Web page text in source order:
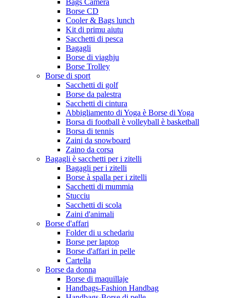
Bags Camera
Borse CD
Cooler & Bags lunch
Kit di primu aiutu
Sacchetti di pesca
Bagagli
Borse di viaghju
Borse Trolley
Borse di sport
Sacchetti di golf
Borse da palestra
Sacchetti di cintura
Abbigliamento di Yoga è Borse di Yoga
Borsa di football è volleyball è basketball
Borsa di tennis
Zaini da snowboard
Zaino da corsa
Bagagli è sacchetti per i zitelli
Bagagli per i zitelli
Borse à spalla per i zitelli
Sacchetti di mummia
Stucciu
Sacchetti di scola
Zaini d'animali
Borse d'affari
Folder di u schedariu
Borse per laptop
Borse d'affari in pelle
Cartella
Borse da donna
Borse di maquillaje
Handbags-Fashion Handbag